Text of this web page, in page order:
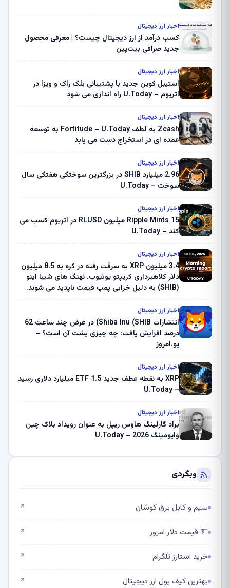
اخبار ارز دیجیتال
کسب درآمد از ارز دیجیتال چیست؟ | معرفی محصول
جدید صرافی بیت‌پین
اخبار ارز دیجیتال
استیبل کوین جدید با پشتیبانی بلک راک و ویزا در
اتریوم – U.Today راه اندازی می شود
اخبار ارز دیجیتال
Zcash به لطف Fortitude – U.Today به توسعه
عمده ای در استخراج دست می یابد
اخبار ارز دیجیتال
2.96 میلیارد SHIB در بزرگترین سوختگی هفتگی سال
سوخت – U.Today
اخبار ارز دیجیتال
Ripple Mints 15 میلیون RLUSD در اتریوم کسب می
کند – U.Today
اخبار ارز دیجیتال
3.4 میلیون XRP به سرقت رفته در کره به 8.5 میلیون
دلار کلاهبرداری کریپتو یوتیوب. نهنگ های شیبا اینو
(SHIB) به دلیل خرابی پمپ قیمت ناپدید می شوند.
ثبت کرد – گزارش کریپتو صبح – U.Today
اخبار ارز دیجیتال
انتشارات Shiba Inu (SHIB) در عرض چند ساعت 62
درصد افزایش یافت: چه چیزی پشت آن است؟ –
یو.امروز
اخبار ارز دیجیتال
XRP به نقطه عطف جدید ETF 1.5 میلیارد دلاری رسید
– U.Today
اخبار ارز دیجیتال
براد گارلینگ هاوس ریپل به عنوان رویداد بلاک چین
وایومینگ 2026 – U.Today
وبگردی
سیم و کابل برق کوشان ↗
💵 قیمت دلار امروز ↗
خرید استارز تلگرام ↗
بهترین کیف پول ارز دیجیتال ↗